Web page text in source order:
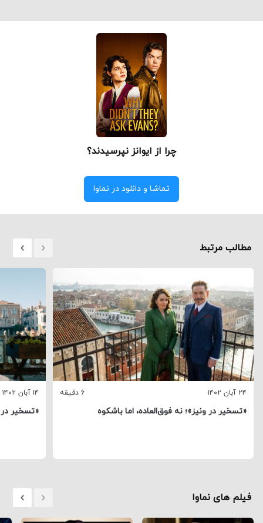
چرا از ایوانز نپرسیدند؟
تماشا و دانلود در نماوا
مطالب مرتبط
۲۴ آبان ۱۴۰۲ 6 دقیقه
«تسخیر در ونیز»؛ نه فوق‌العاده، اما باشکوه
۱۴ آبان ۱۴۰۲
«تسخیر در
فیلم های نماوا